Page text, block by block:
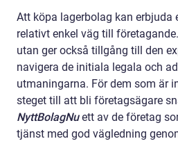
Att köpa lagerbolag kan erbjuda
relativt enkel väg till
utan ger också tillgång till den
navigera de initiala legala och
utmaningarna. För dem som är
steget till att bli företagsägare
NyttBolagNu ett av de företag
tjänst med god vägledning